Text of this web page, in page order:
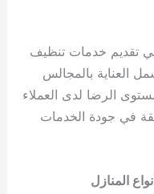
تقديم خدمات تنظيف
العناية بالمجالس
الرضا لدى العملاء
في جودة الخدمات
المنازل